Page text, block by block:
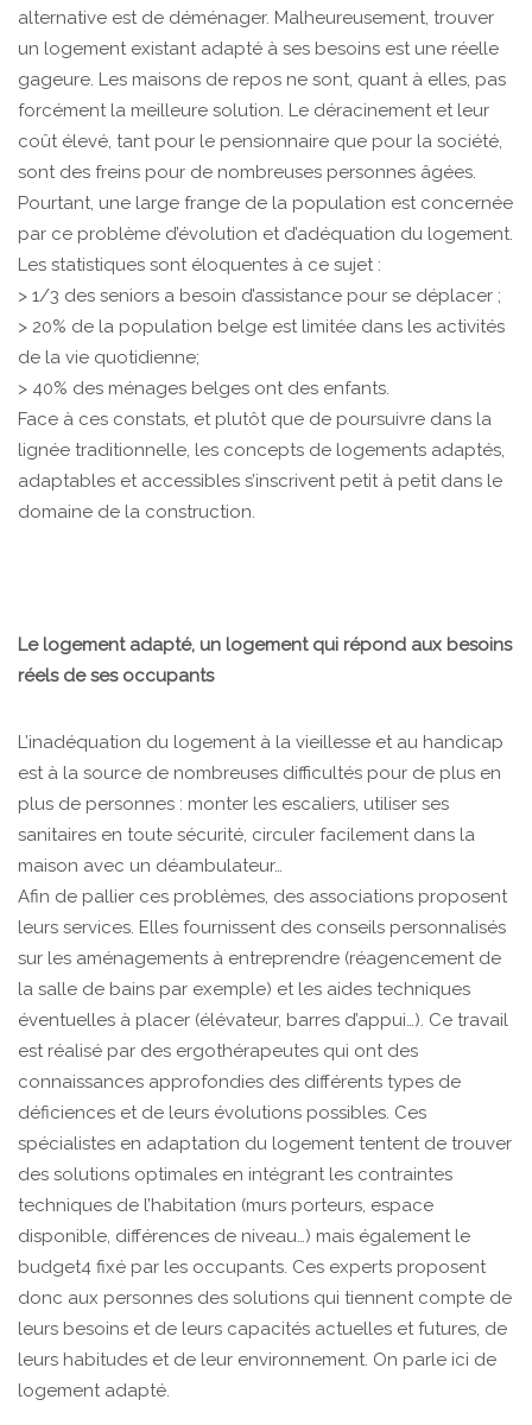
alternative est de déménager. Malheureusement, trouver
un logement existant adapté à ses besoins est une réelle
gageure. Les maisons de repos ne sont, quant à elles, pas
forcément la meilleure solution. Le déracinement et leur
coût élevé, tant pour le pensionnaire que pour la société,
sont des freins pour de nombreuses personnes âgées.
Pourtant, une large frange de la population est concernée
par ce problème d’évolution et d’adéquation du logement.
Les statistiques sont éloquentes à ce sujet :
> 1/3 des seniors a besoin d’assistance pour se déplacer ;
> 20% de la population belge est limitée dans les activités
de la vie quotidienne;
> 40% des ménages belges ont des enfants.
Face à ces constats, et plutôt que de poursuivre dans la
lignée traditionnelle, les concepts de logements adaptés,
adaptables et accessibles s’inscrivent petit à petit dans le
domaine de la construction.
Le logement adapté, un logement qui répond aux besoins
réels de ses occupants
L’inadéquation du logement à la vieillesse et au handicap
est à la source de nombreuses difficultés pour de plus en
plus de personnes : monter les escaliers, utiliser ses
sanitaires en toute sécurité, circuler facilement dans la
maison avec un déambulateur…
Afin de pallier ces problèmes, des associations proposent
leurs services. Elles fournissent des conseils personnalisés
sur les aménagements à entreprendre (réagencement de
la salle de bains par exemple) et les aides techniques
éventuelles à placer (élévateur, barres d’appui…). Ce travail
est réalisé par des ergothérapeutes qui ont des
connaissances approfondies des différents types de
déficiences et de leurs évolutions possibles. Ces
spécialistes en adaptation du logement tentent de trouver
des solutions optimales en intégrant les contraintes
techniques de l’habitation (murs porteurs, espace
disponible, différences de niveau…) mais également le
budget4 fixé par les occupants. Ces experts proposent
donc aux personnes des solutions qui tiennent compte de
leurs besoins et de leurs capacités actuelles et futures, de
leurs habitudes et de leur environnement. On parle ici de
logement adapté.